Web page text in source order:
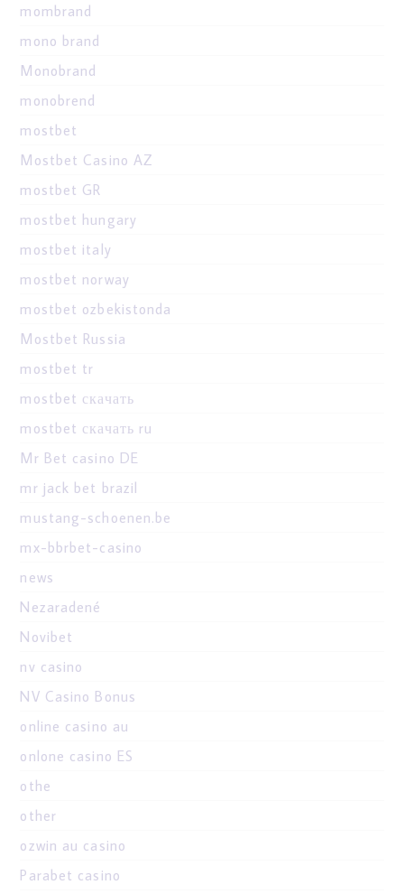
mombrand
mono brand
Monobrand
monobrend
mostbet
Mostbet Casino AZ
mostbet GR
mostbet hungary
mostbet italy
mostbet norway
mostbet ozbekistonda
Mostbet Russia
mostbet tr
mostbet скачать
mostbet скачать ru
Mr Bet casino DE
mr jack bet brazil
mustang-schoenen.be
mx-bbrbet-casino
news
Nezaradené
Novibet
nv casino
NV Casino Bonus
online casino au
onlone casino ES
othe
other
ozwin au casino
Parabet casino